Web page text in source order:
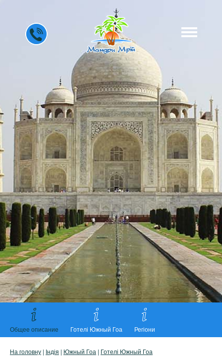
Общее описание Готелі Южный Гоа Регіони
На головну | Індія | Южный Гоа | Готелі Южный Гоа